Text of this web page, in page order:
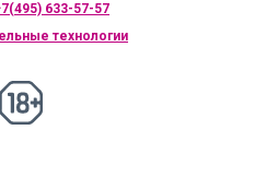
633-57-57
технологии
18+